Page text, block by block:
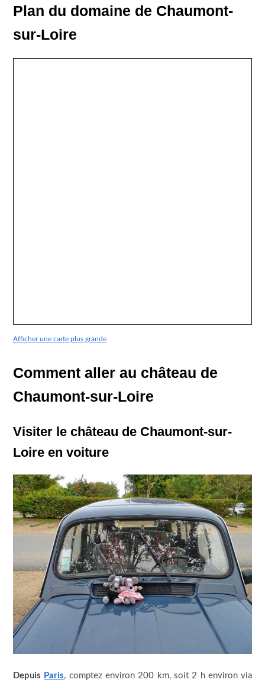
Plan du domaine de Chaumont-
sur-Loire
Afficher une carte plus grande
Comment aller au château de
Chaumont-sur-Loire
Visiter le château de Chaumont-sur-
Loire en voiture
Depuis Paris, comptez environ 200 km, soit 2 h environ via